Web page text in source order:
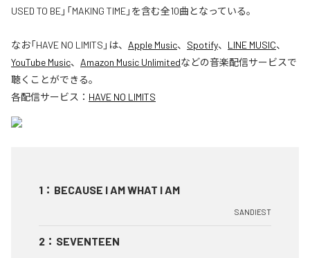
USED TO BE」「MAKING TIME」を含む全10曲となっている。
なお「HAVE NO LIMITS 」は、 Apple Music、 Spotify、 LINE MUSIC、
YouTube Music、 Amazon Music Unlimitedなどの音楽配信サービスで
聴くことができる。
各配信サービス： HAVE NO LIMITS
1 ： BECAUSE I AM WHAT I AM
SANDIEST
2 ： SEVENTEEN